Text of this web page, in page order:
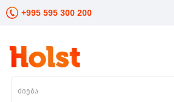
+995 595 300 200
კატალოგი
განათება